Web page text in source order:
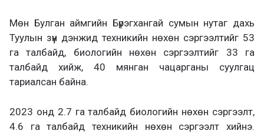
Мөн Булган аймгийн Бүрэгхангай сумын нутаг дахь
Туулын зүүн дэнжид техникийн нөхөн сэргээлтийг 53
га талбайд, биологийн нөхөн сэргээлтийг 33 га
талбайд хийж, 40 мянган чацарганы суулгац
тариалсан байна.
2023 онд 2.7 га талбайд биологийн нөхөн сэргээлт,
4.6 га талбайд техникийн нөхөн сэргээлт хийнэ.